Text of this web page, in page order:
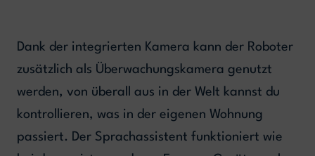
Dank der integrierten Kamera kann der Roboter
zusätzlich als Überwachungskamera genutzt
werden, von überall aus in der Welt kannst du
kontrollieren, was in der eigenen Wohnung
passiert. Der Sprachassistent funktioniert wie